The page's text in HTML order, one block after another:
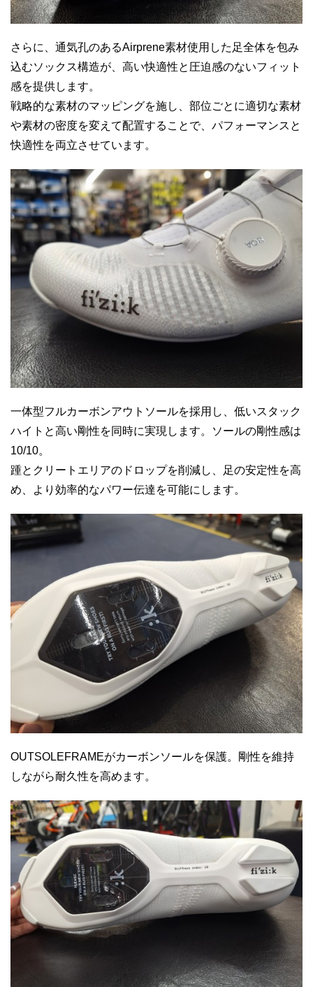
さらに、通気孔のあるAirprene素材使用した足全体を包み
込むソックス構造が、高い快適性と圧迫感のないフィット
感を提供します。
戦略的な素材のマッピングを施し、部位ごとに適切な素材
や素材の密度を変えて配置することで、パフォーマンスと
快適性を両立させています。
一体型フルカーボンアウトソールを採用し、低いスタック
ハイトと高い剛性を同時に実現します。ソールの剛性感は
10/10。
踵とクリートエリアのドロップを削減し、足の安定性を高
め、より効率的なパワー伝達を可能にします。
OUTSOLEFRAMEがカーボンソールを保護。剛性を維持
しながら耐久性を高めます。